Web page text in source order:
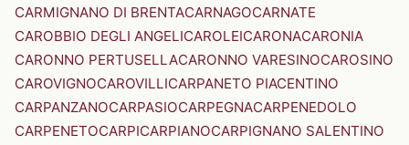
CARMIGNANO DI BRENTACARNAGOCARNATE
CAROBBIO DEGLI ANGELICAROLEICARONACARONIA
CARONNO PERTUSELLACARONNO VARESINOCAROSINO
CAROVIGNOCAROVILLICARPANETO PIACENTINO
CARPANZANOCARPASIOCARPEGNACARPENEDOLO
CARPENETOCARPICARPIANOCARPIGNANO SALENTINO